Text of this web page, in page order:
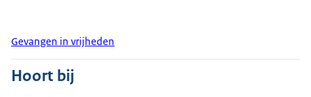
Gevangen in vrijheden
Hoort bij